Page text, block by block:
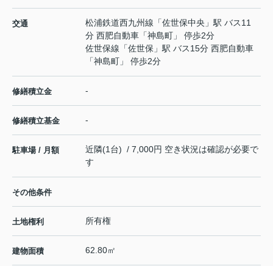
交通 松浦鉄道西九州線 「佐世保中央 」駅 バス11
分 西肥自動車「神島町」 停歩2分
佐世保線 「佐世保 」駅 バス15分 西肥自動車
「神島町」 停歩2分
修繕積立金 -
修繕積立基金 -
駐車場 / 月額
近隣(1台) / 7,000円 空き状況は確認が必要で
す
その他条件
土地権利 所有権
建物面積 62.80㎡